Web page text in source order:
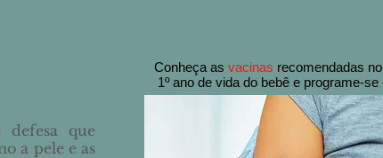
defesa que
a pele e as
Conheça as vacinas recomendadas no
1º ano de vida do bebêe programe-se